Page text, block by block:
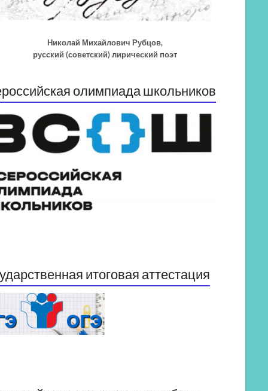
Николай Михайлович Рубцов,
русский (советский) лирический поэт
олимпиада школьников
итоговая аттестация